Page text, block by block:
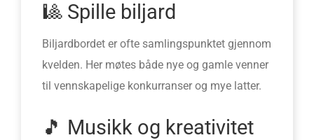
🎱 Spille biljard
Biljardbordet er ofte samlingspunktet gjennom
kvelden. Her møtes både nye og gamle venner
til vennskapelige konkurranser og mye latter.
🎵 Musikk og kreativitet